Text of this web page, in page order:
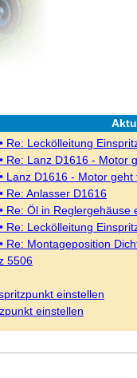
Re: Leckölleitung
Re: Lanz D1616 - Motor
Lanz D1616 - Motor geht
Re: Anlasser D1616
Re: Öl in Reglergehäuse
Re: Leckölleitung
Re: Montageposition
5506
einstellen
einstellen